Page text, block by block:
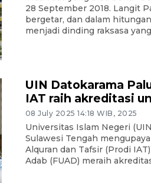
28 September 2018. Langit
bergetar, dan dalam
menjadi dinding raksasa
UIN Datokarama
IAT raih akreditasi
08 July 2025 14:18 WIB, 2025
Universitas Islam Negeri
Sulawesi Tengah
Alquran dan Tafsir (Prodi
Adab (FUAD) meraih
di Satpas
15 July 2026